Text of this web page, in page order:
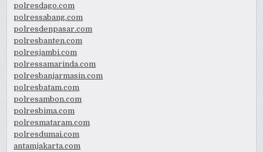
polresdago.com
polressabang.com
polresdenpasar.com
polresbanten.com
polresjambi.com
polressamarinda.com
polresbanjarmasin.com
polresbatam.com
polresambon.com
polresbima.com
polresmataram.com
polresdumai.com
antamjakarta.com